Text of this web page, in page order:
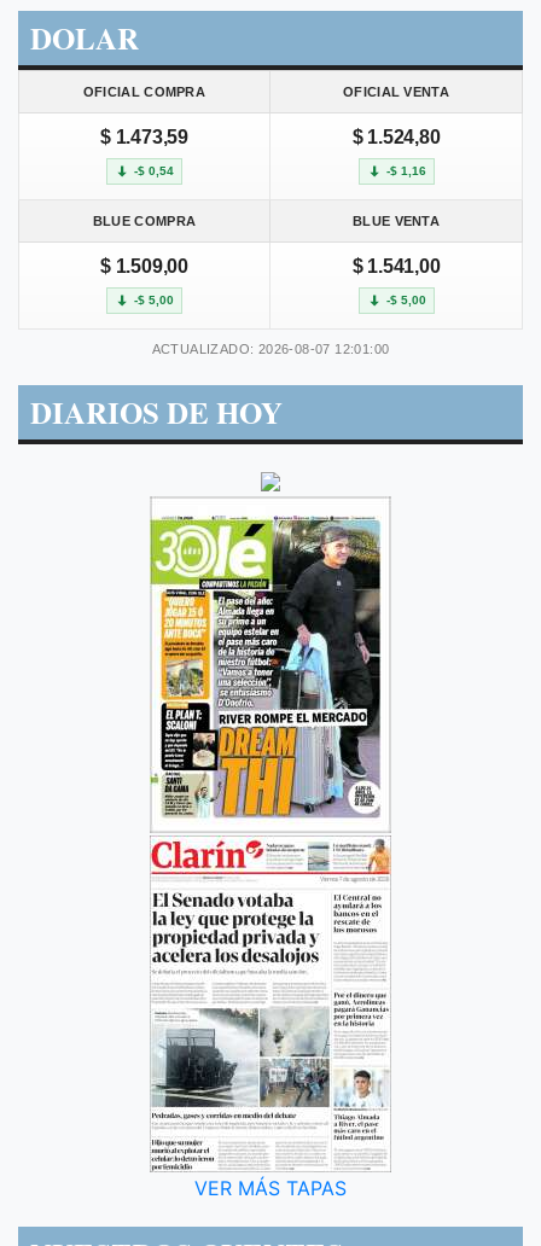
DOLAR
OFICIAL COMPRA OFICIAL VENTA
$ 1.473,59
-$ 0,54
$ 1.524,80
-$ 1,16
BLUE COMPRA BLUE VENTA
$ 1.509,00
-$ 5,00
$ 1.541,00
-$ 5,00
ACTUALIZADO: 2026-08-07 12:01:00
DIARIOS DE HOY
VER MÁS TAPAS